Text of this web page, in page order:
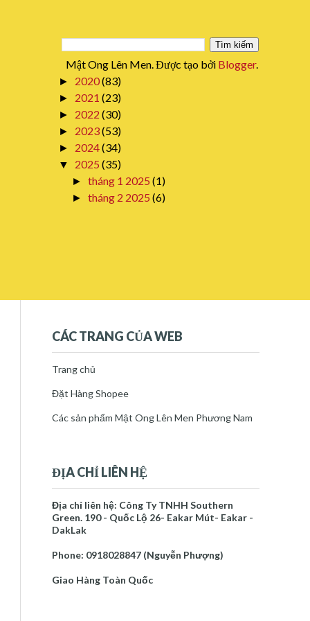
Mật Ong Lên Men. Được tạo bởi Blogger.
► 2020(83)
► 2021 (23)
► 2022 (30)
► 2023(53)
► 2024(34)
▼ 2025 (35)
►tháng 1 2025(1)
►tháng 2 2025(6)
►thg 7 12(1)
▼thg 7 30(2)
THẬT SỰ TỐT VỚI TẤT CẢ
► tháng 8 2025(2)
►tháng 11 2025
►tháng 12 2025(1)
►2026 (10)
Báo cáo vi phạm
Trang chủ
Về Tác Giả
CÁC TRANG CỦA WEB
Trang chủ
Đặt Hàng Shopee
Các sản phẩm Mật Ong Lên Men Phương Nam
ĐỊA CHỈ LIÊN HỆ
Địa chỉ liên hệ: Công Ty TNHH Southern
Green. 190 - Quốc Lộ 26- Eakar Mút- Eakar -
DakLak
Phone: 0918028847 (Nguyễn Phượng)
Giao Hàng Toàn Quốc